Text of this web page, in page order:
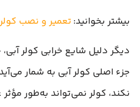
بیشتر بخوانید: تعمیر و نصب
دیگر دلیل شایع خرابی کولر
جزء اصلی کولر آبی به شمار
نکند، کولر نمی‌تواند به‌طور